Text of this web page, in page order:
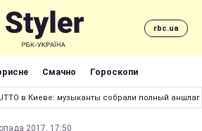
rbc.ua
Смачно Гороскопи
в Киеве: музыканты собрали полный
2017, 17:50